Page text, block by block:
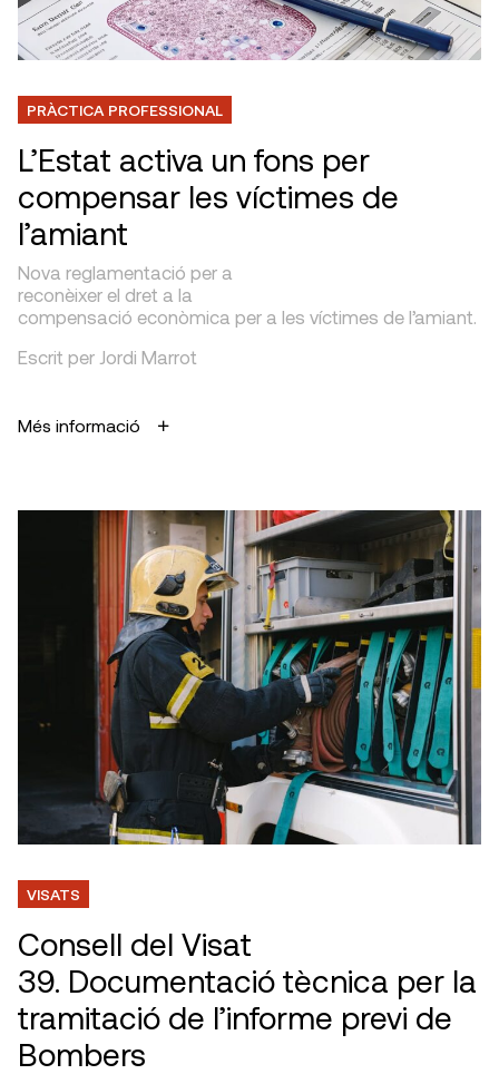
PRÀCTICA PROFESSIONAL
L’Estat activa un fons per
compensar les víctimes de
l’amiant
Nova reglamentació per a
reconèixer el dret a la
compensació econòmica per a les víctimes de l’amiant.
Escrit per Jordi Marrot
Més informació
VISATS
Consell del Visat
39. Documentació tècnica per la
tramitació de l’informe previ de
Bombers